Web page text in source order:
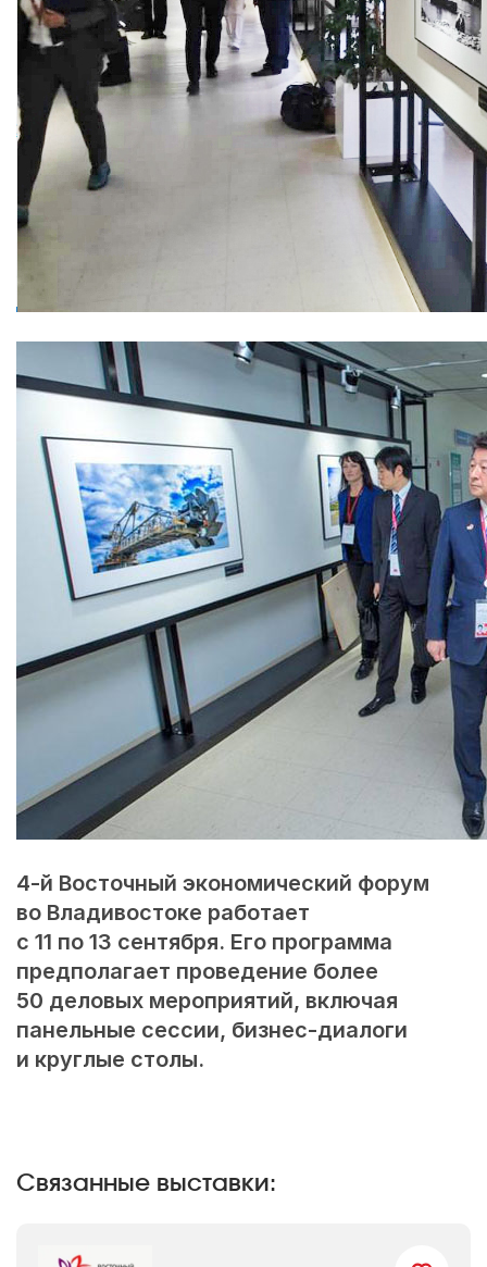
4-й Восточный экономический форум
во Владивостоке работает
с 11 по 13 сентября. Его программа
предполагает проведение более
50 деловых мероприятий, включая
панельные сессии, бизнес-диалоги
и круглые столы.
Связанные выставки: